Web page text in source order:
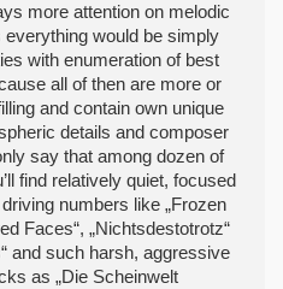
more attention on melodic
would be simply
with enumeration of best
all of then are more or
and contain own unique
details and composer
say that among dozen of
find relatively quiet, focused
numbers like „Frozen
Faces“, „Nichtsdestotrotz“
and such harsh, aggressive
as „Die Scheinwelt